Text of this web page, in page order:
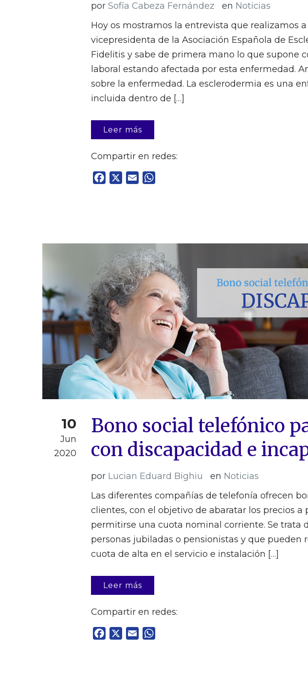
por Sofía Cabeza Fernández en Noticias
Hoy os mostramos la entrevista que realizamos a
vicepresidenta de la Asociación Española de
Fidelitis y sabe de primera mano lo que supone
laboral estando afectada por esta enfermedad.
sobre la enfermedad. La esclerodermia es una
incluida dentro de […]
Leer más
Compartir en redes:
Facebook Email
10
Jun
2020
Bono social telefónico
con discapacidad e
por Lucian Eduard Bighiu en Noticias
Las diferentes compañías de telefonía ofrecen
clientes, con el objetivo de abaratar los precios a
permitirse una cuota nominal corriente. Se trata
personas jubiladas o pensionistas y que pueden
cuota de alta en el servicio e instalación […]
Leer más
Compartir en redes:
Facebook Email